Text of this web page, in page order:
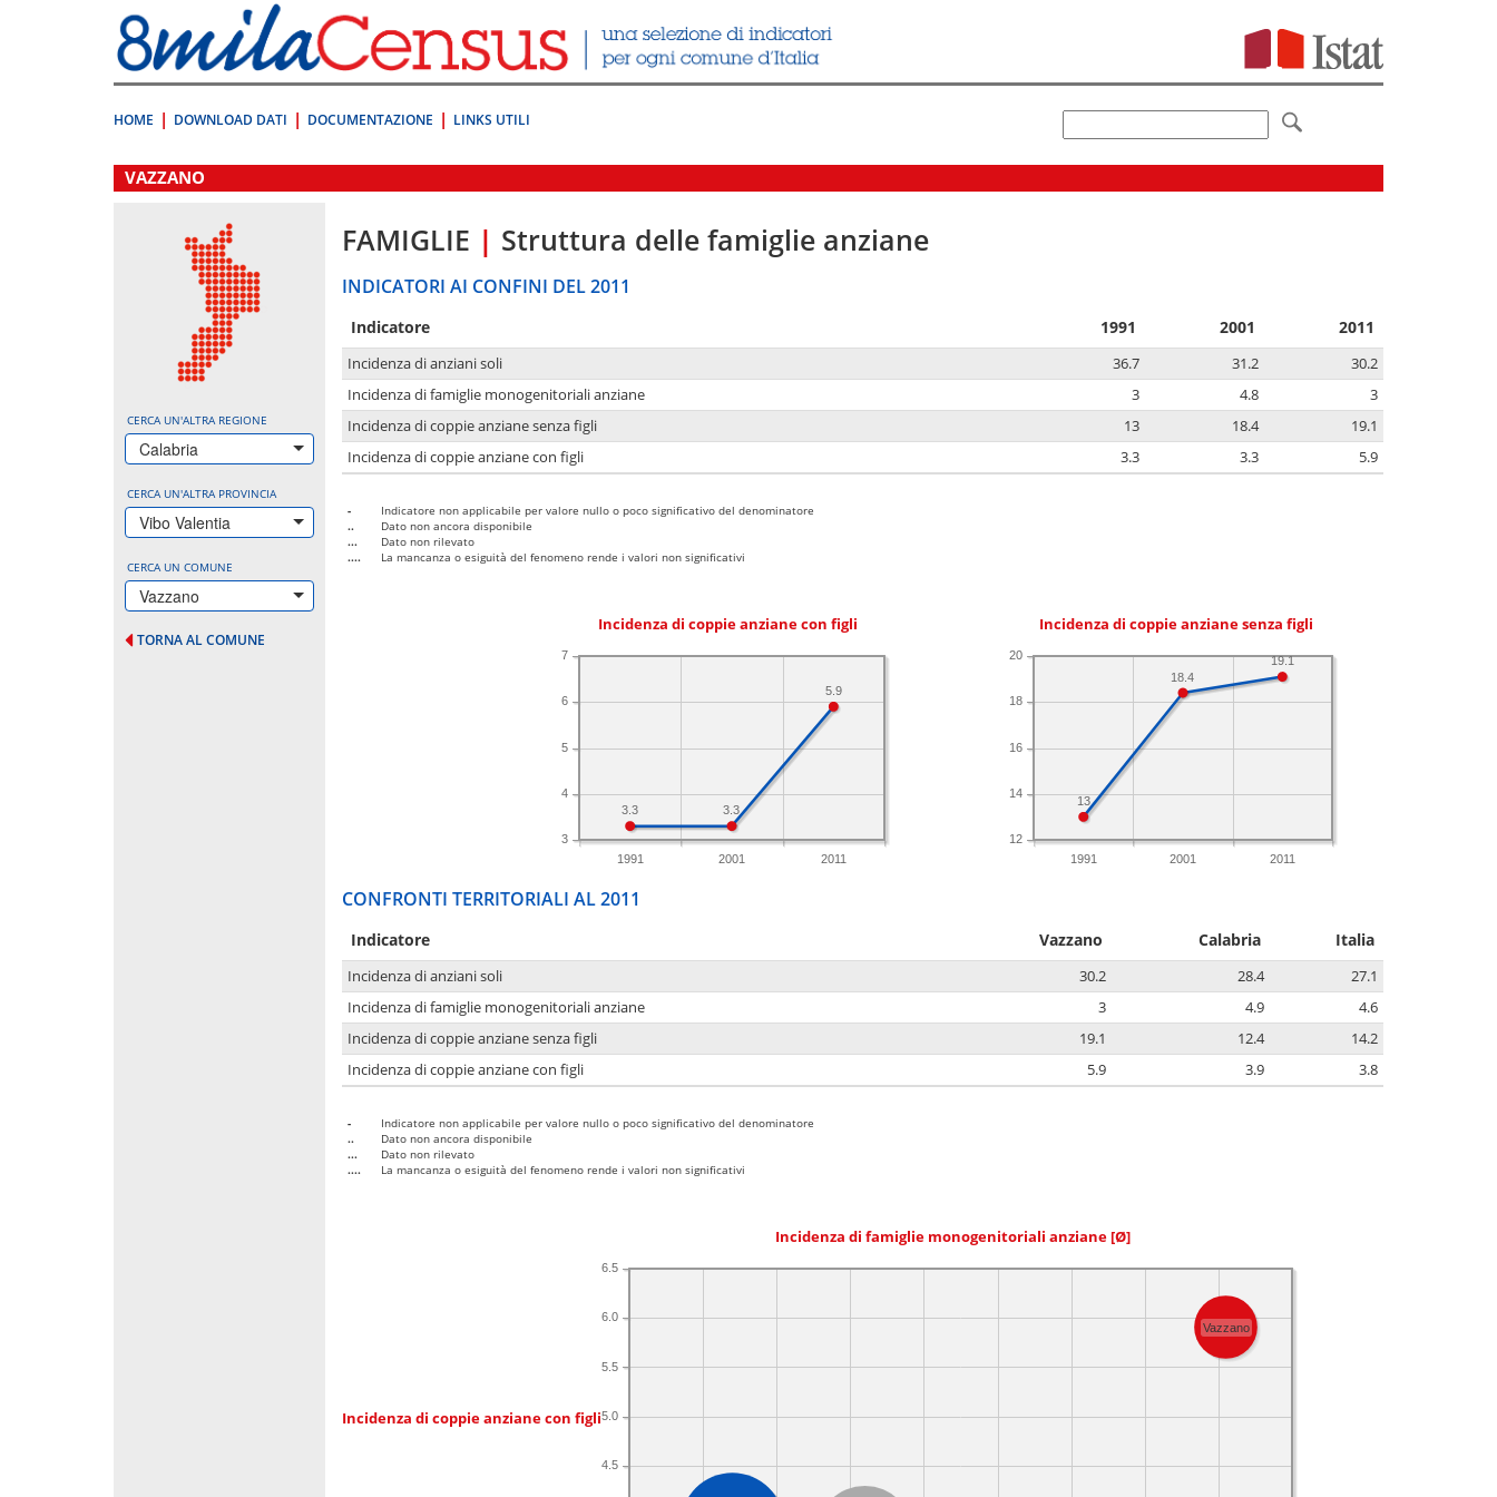
direttamente
a:
Contenuto
HOME DOWNLOAD DATI DOCUMENTAZIONE LINKS UTILI
.
VAZZANO
CERCA UN'ALTRA REGIONE
Calabria
CERCA UN'ALTRA PROVINCIA
Vibo Valentia
CERCA UN COMUNE
Vazzano
TORNA AL COMUNE
FAMIGLIE | Struttura delle famiglie anziane
INDICATORI AI CONFINI DEL 2011
Indicatore 1991 2001 2011
Incidenza di anziani soli 36.7 31.2
30.2
Incidenza di famiglie monogenitoriali anziane
3 4.8
3
Incidenza di coppie anziane senza figli
13 18.4
19.1
Incidenza di coppie anziane con figli
3.3 3.3 5.9
-
Indicatore non applicabile per valore nullo o poco significativo del denominatore
..
Dato non ancora disponibile
...
Dato non rilevato
....
La mancanza o esiguità del fenomeno rende i valori non significativi
Incidenza di coppie anziane con figli
1991 2001 2011
3
4
5
6
7
5.9
3.3
3.3
Incidenza di coppie anziane senza figli
1991 2001 2011
12
14
16
18
20
19.1
18.4
13
CONFRONTI TERRITORIALI AL 2011
Indicatore Vazzano Calabria Italia
Incidenza di anziani soli 30.2 28.4
27.1
Incidenza di famiglie monogenitoriali anziane
3 4.9
4.6
Incidenza di coppie anziane senza figli
19.1 12.4
14.2
Incidenza di coppie anziane con figli
5.9 3.9 3.8
-
Indicatore non applicabile per valore nullo o poco significativo del denominatore
..
Dato non ancora disponibile
...
Dato non rilevato
....
La mancanza o esiguità del fenomeno rende i valori non significativi
Incidenza di famiglie monogenitoriali anziane [Ø]
Incidenza di coppie anziane con figli
4.5
5.0
5.5
6.0
6.5
Vazzano